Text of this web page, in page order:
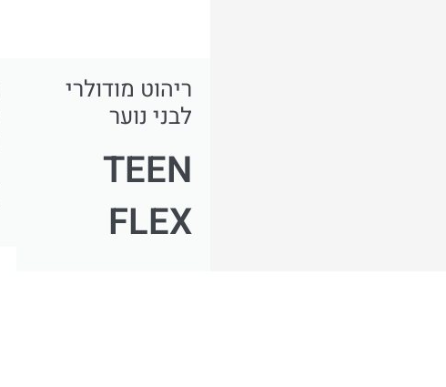
ריהוט מודולרי
לבני נוער
TEEN
FLEX